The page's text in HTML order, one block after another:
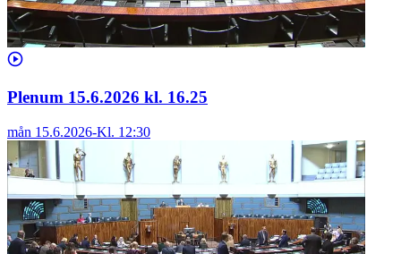
Plenum 15.6.2026 kl. 16.25
mån 15.6.2026-Kl. 12:30